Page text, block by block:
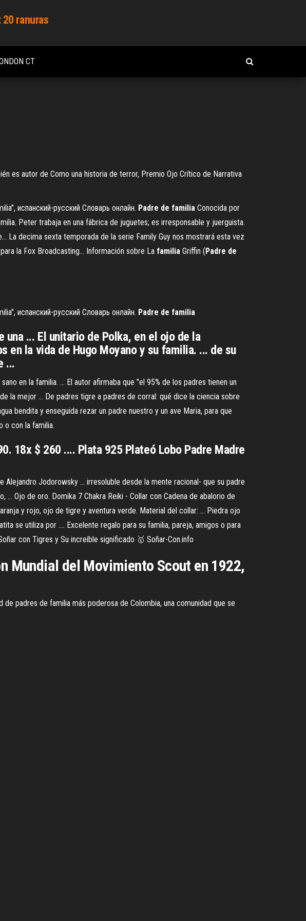
ranuras
CT
es autor de Como una historia de terror, Premio Ojo Crítico de Narrativa
испанский-русский Словарь онлайн. Padre de familia Conocida por
Peter trabaja en una fábrica de juguetes; es irresponsable y juerguista.
La decima sexta temporada de la serie Family Guy nos mostrará esta vez
la Fox Broadcasting... Información sobre La familia Griffin (Padre de
испанский-русский Словарь онлайн. Padre de familia
... El unitario de Polka, en el ojo de la
la vida de Hugo Moyano y su familia. ... de su
...
en la familia. ... El autor afirmaba que "el 95% de los padres tienen un
la mejor ... De padres tigre a padres de corral: qué dice la ciencia sobre
bendita y enseguida rezar un padre nuestro y un ave Maria, para que
o con la familia.
18x $ 260 .... Plata 925 Plateó Lobo Padre Madre
Jodorowsky ... irresoluble desde la mente racional- que su padre
Ojo de oro. Domika 7 Chakra Reiki - Collar con Cadena de abalorio de
y rojo, ojo de tigre y aventura verde. Material del collar: ... Piedra ojo
se utiliza por .... Excelente regalo para su familia, pareja, amigos o para
con Tigres y Su increíble significado 🥇 Soñar-Con.info
Mundial del Movimiento Scout en 1922,
padres de familia más poderosa de Colombia, una comunidad que se